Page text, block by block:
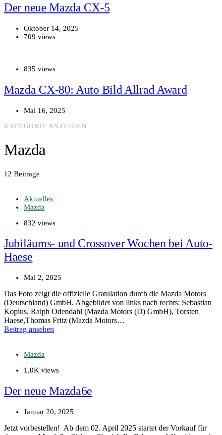
Der neue Mazda CX-5
Oktober 14, 2025
709 views
835 views
Mazda CX‑80: Auto Bild Allrad Award
Mai 16, 2025
KATEGORIE ANZEIGEN
Mazda
12 Beiträge
Aktuelles
Mazda
832 views
Jubiläums- und Crossover Wochen bei Auto-
Haese
Mai 2, 2025
Das Foto zeigt die offizielle Gratulation durch die Mazda Motors
(Deutschland) GmbH. Abgebildet von links nach rechts: Sebastian
Kopius, Ralph Odendahl (Mazda Motors (D) GmbH), Torsten
Haese,Thomas Fritz (Mazda Motors…
Beitrag ansehen
Mazda
1,0K views
Der neue Mazda6e
Januar 20, 2025
Jetzt vorbestellen! Ab dem 02. April 2025 startet der Vorkauf für